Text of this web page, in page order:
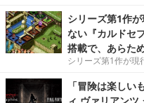
シリーズ第1作
ない『カルドセ
搭載で、あらた
シリーズ第1作が現
「冒険は楽しい
ィ ヴァリアン